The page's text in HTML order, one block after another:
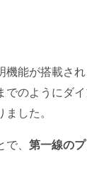
能が搭載さ
のようにダ
した。
、 第一線の